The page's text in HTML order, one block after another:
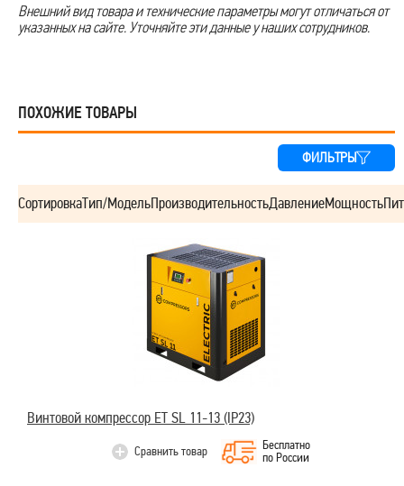
Внешний вид товара и технические параметры могут отличаться от
указанных на сайте. Уточняйте эти данные у наших сотрудников.
ПОХОЖИЕ ТОВАРЫ
ФИЛЬТРЫ
СортировкаТип/МодельПроизводительностьДавлениеМощность
Винтовой компрессор ET SL 11-13 (IP23)
Сравнить товар
Бесплатно
по России